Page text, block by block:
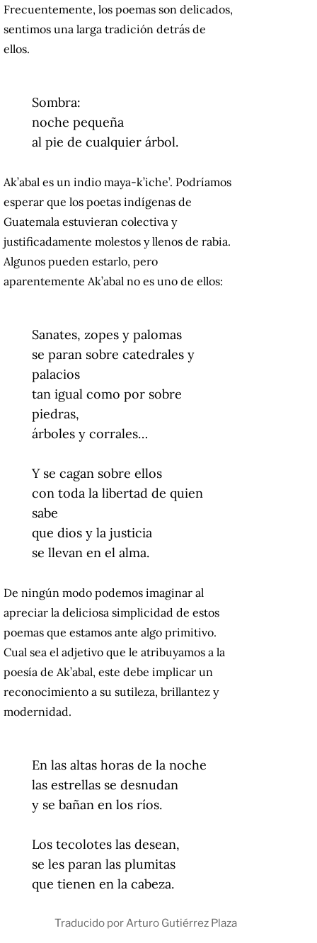
Frecuentemente, los poemas son delicados,
sentimos una larga tradición detrás de
ellos.
Sombra:
noche pequeña
al pie de cualquier árbol.
Ak’abal es un indio maya-k’iche’. Podríamos
esperar que los poetas indígenas de
Guatemala estuvieran colectiva y
justificadamente molestos y llenos de rabia.
Algunos pueden estarlo, pero
aparentemente Ak’abal no es uno de ellos:
Sanates, zopes y palomas
se paran sobre catedrales y
palacios
tan igual como por sobre
piedras,
árboles y corrales…
Y se cagan sobre ellos
con toda la libertad de quien
sabe
que dios y la justicia
se llevan en el alma.
De ningún modo podemos imaginar al
apreciar la deliciosa simplicidad de estos
poemas que estamos ante algo primitivo.
Cual sea el adjetivo que le atribuyamos a la
poesía de Ak’abal, este debe implicar un
reconocimiento a su sutileza, brillantez y
modernidad.
En las altas horas de la noche
las estrellas se desnudan
y se bañan en los ríos.
Los tecolotes las desean,
se les paran las plumitas
que tienen en la cabeza.
Traducido por Arturo Gutiérrez Plaza